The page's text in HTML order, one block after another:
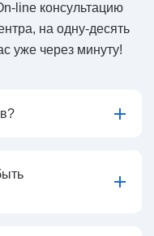
line консультацию
на одну-десять
уже через минуту!